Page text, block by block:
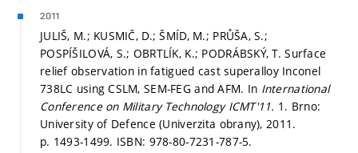
2011
JULIŠ, M.; KUSMIČ, D.; ŠMÍD, M.; PRŮŠA, S.;
POSPÍŠILOVÁ, S.; OBRTLÍK, K.; PODRÁBSKÝ, T. Surface
relief observation in fatigued cast superalloy Inconel
738LC using CSLM, SEM-FEG and AFM. In International
Conference on Military Technology ICMT'11. 1. Brno:
University of Defence (Univerzita obrany), 2011.
p. 1493-1499. ISBN: 978-80-7231-787-5.